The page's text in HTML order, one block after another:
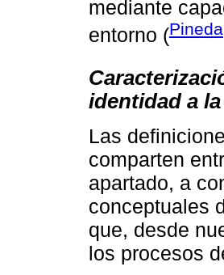
mediante
entorno (
identidad a
Las
comparten
apartado, a
conceptuales
que, desde
los procesos